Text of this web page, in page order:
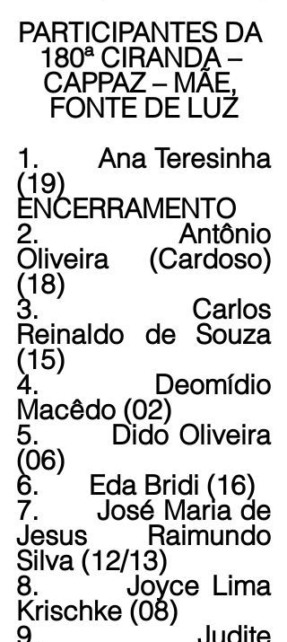
PARTICIPANTES DA
180ª CIRANDA –
CAPPAZ – MÃE,
FONTE DE LUZ
1.       Ana Teresinha
(19)
ENCERRAMENTO
2.       Antônio
Oliveira (Cardoso)
(18)
3.       Carlos
Reinaldo de Souza
(15)
4.       Deomídio
Macêdo (02)
5.       Dido Oliveira
(06)
6.       Eda Bridi (16)
7.       José Maria de
Jesus Raimundo
Silva (12/13)
8.       Joyce Lima
Krischke (08)